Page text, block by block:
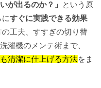
が出るのか？」
という原
すぐに実践できる効果
工夫、すすぎの切り替
濯機のメンテ術まで、
清潔に仕上げる方法をま